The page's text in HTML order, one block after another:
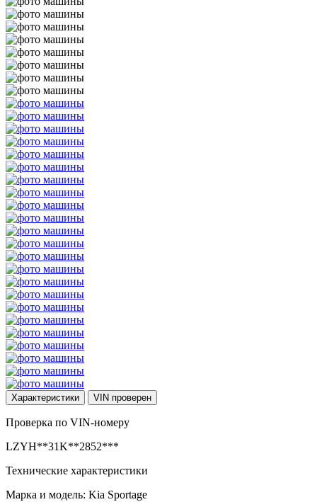
Характеристики VIN проверен
Проверка по VIN-номеру
LZYH**31K**2852***
Технические характеристики
Марка и модель: Kia Sportage